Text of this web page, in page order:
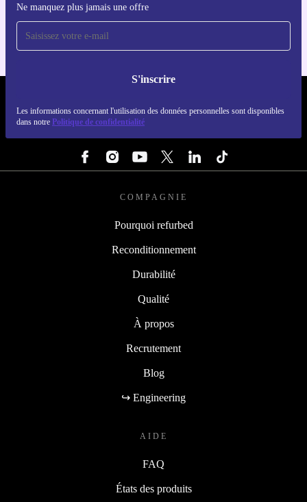
Ne manquez plus jamais une offre
S'inscrire
Les informations concernant l'utilisation des données personnelles sont disponibles
dans notre Politique de confidentialité
Pour iOS et Android
COMPAGNIE
Pourquoi refurbed
Reconditionnement
Durabilité
Qualité
À propos
Recrutement
Blog
↪ Engineering
AIDE
FAQ
États des produits